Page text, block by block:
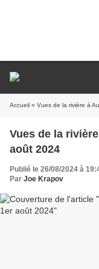
Accueil » Vues de la rivière à
Vues de la
août 2024
Publié le 26/08/2024 à
Par Joe Krapov